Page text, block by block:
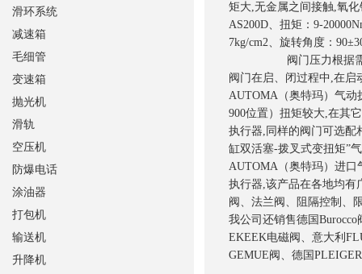
矩大,无金属之间接
AS200D、扭矩：9-
7kg/cm2、旋转角度：
阀门压力根据需要配
阀门在启、闭过程中,在
AUTOMA（奥特玛）气动
900位置）扭矩较大,在其
执行器,同样的阀门可选配
缸双活塞-拨叉式变扭矩”
AUTOMA（奥特玛）进口
执行器,该产品在各地均
阀、法兰阀、阻隔控制、
我公司还销售德国
EKEEK电磁阀、意大利
GEMUE阀、德国
滑环系统
减速箱
毛细管
变速箱
抛光机
滑轨
空压机
防爆电话
涂油器
打包机
输送机
升降机